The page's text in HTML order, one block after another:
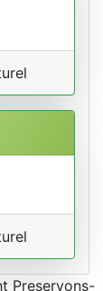
Preservons-